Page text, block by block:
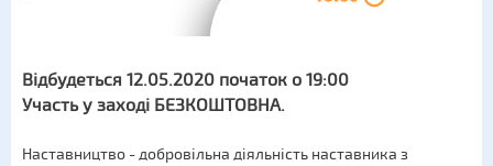
Відбудеться 12.05.2020 початок о 19:00
Участь у заході БЕЗКОШТОВНА.
Наставництво - добровільна діяльність наставника з